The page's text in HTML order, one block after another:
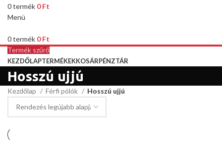
0termék 0Ft
Menü
0termék 0Ft
Termék szűrő
KEZDŐLAPTERMÉKEKKOSÁRPÉNZTÁR
Hosszú ujjú
Kezdőlap Férfi pólók Hosszú ujjú